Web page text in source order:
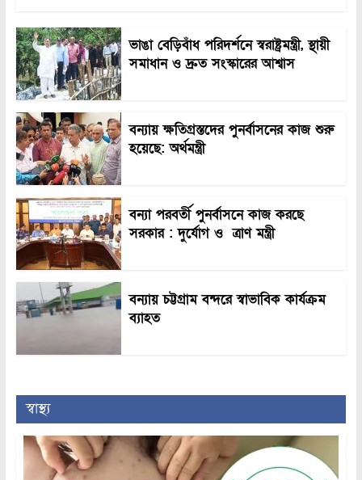
ভাঙা বেড়িবাঁধ পরিদর্শনে স্বরাষ্ট্রমন্ত্রী, স্থায়ী
সমাধান ও দ্রুত সংস্কারের আশ্বাস
বন্যায় ক্ষতিগ্রস্তদের পুনর্বাসনের কাজ শুরু
হয়েছে: অর্থমন্ত্রী
বন্যা পরবর্তী পুনর্বাসনে কাজ করছে
সরকার : দুর্যোগ ও ত্রাণ মন্ত্রী
বন্যায় চট্টগ্রাম বন্দরে স্বাভাবিক কার্যক্রম
ব্যাহত
স্বাস্থ্য